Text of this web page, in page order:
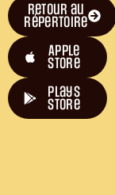
Retour au
répertoire
Apple
Store
plays
store